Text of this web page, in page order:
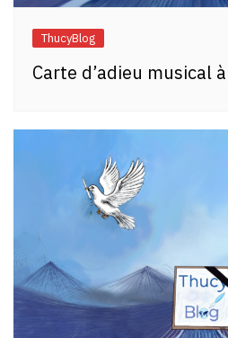
ThucyBlog
Carte d’adieu musical